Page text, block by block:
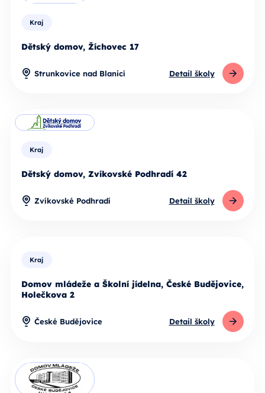
Kraj
Dětský domov, Žíchovec 17
Strunkovice nad Blanicí Detail školy
Kraj
Dětský domov, Zvíkovské Podhradí 42
Zvíkovské Podhradí Detail školy
Kraj
Domov mládeže a Školní jídelna, České Budějovice,
Holečkova 2
České Budějovice Detail školy